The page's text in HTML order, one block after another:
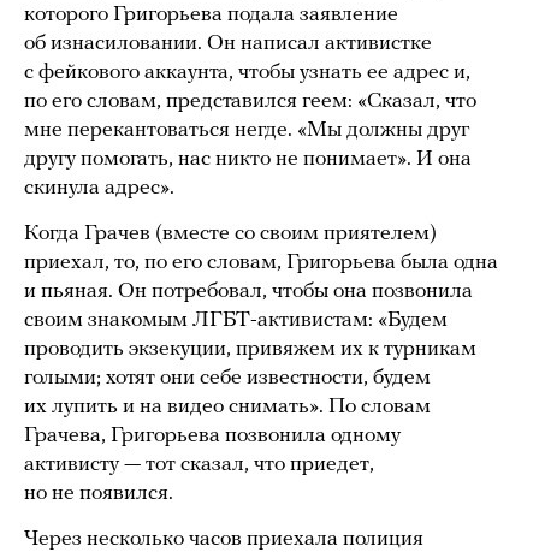
которого Григорьева подала заявление
об изнасиловании. Он написал активистке
с фейкового аккаунта, чтобы узнать ее адрес и,
по его словам, представился геем: «Сказал, что
мне перекантоваться негде. «Мы должны друг
другу помогать, нас никто не понимает». И она
скинула адрес».
Когда Грачев (вместе со своим приятелем)
приехал, то, по его словам, Григорьева была одна
и пьяная. Он потребовал, чтобы она позвонила
своим знакомым ЛГБТ-активистам: «Будем
проводить экзекуции, привяжем их к турникам
голыми; хотят они себе известности, будем
их лупить и на видео снимать». По словам
Грачева, Григорьева позвонила одному
активисту — тот сказал, что приедет,
но не появился.
Через несколько часов приехала полиция